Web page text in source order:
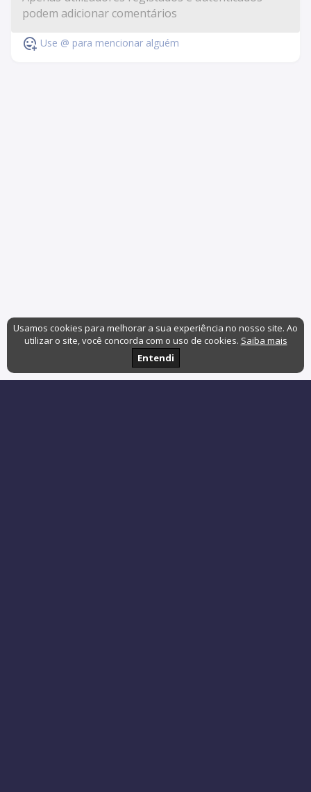
Use @ para mencionar alguém
Usamos cookies para melhorar a sua experiência no nosso site. Ao
utilizar o site, você concorda com o uso de cookies. Saiba mais
Entendi